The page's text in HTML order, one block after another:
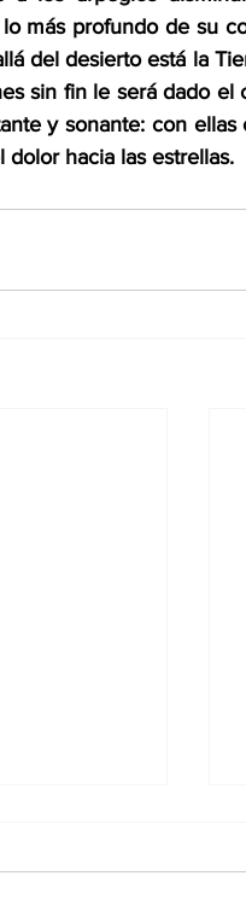
más profundo de su
del desierto está la
sin fin le será dado el
y sonante: con
hacia las estrellas.